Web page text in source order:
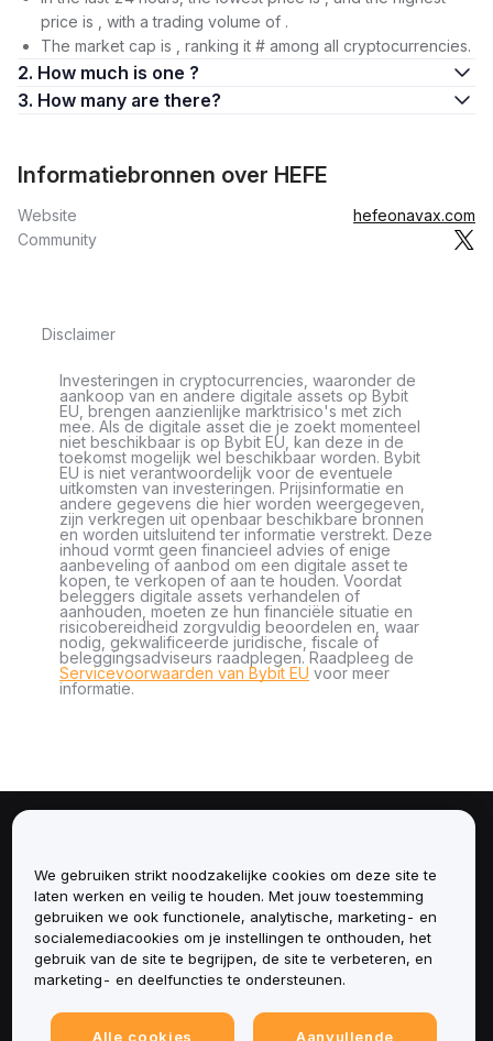
price is , with a trading volume of .
The market cap is , ranking it # among all cryptocurrencies.
2. How much is one ?
3. How many are there?
Informatiebronnen over HEFE
Website
hefeonavax.com
Community
Disclaimer
Investeringen in cryptocurrencies, waaronder de
aankoop van en andere digitale assets op Bybit
EU, brengen aanzienlijke marktrisico's met zich
mee. Als de digitale asset die je zoekt momenteel
niet beschikbaar is op Bybit EU, kan deze in de
toekomst mogelijk wel beschikbaar worden. Bybit
EU is niet verantwoordelijk voor de eventuele
uitkomsten van investeringen. Prijsinformatie en
andere gegevens die hier worden weergegeven,
zijn verkregen uit openbaar beschikbare bronnen
en worden uitsluitend ter informatie verstrekt. Deze
inhoud vormt geen financieel advies of enige
aanbeveling of aanbod om een digitale asset te
kopen, te verkopen of aan te houden. Voordat
beleggers digitale assets verhandelen of
aanhouden, moeten ze hun financiële situatie en
risicobereidheid zorgvuldig beoordelen en, waar
nodig, gekwalificeerde juridische, fiscale of
beleggingsadviseurs raadplegen. Raadpleeg de
Servicevoorwaarden van Bybit EU voor meer
informatie.
Diensten
Ondersteuning
We gebruiken strikt noodzakelijke cookies om deze site te
laten werken en veilig te houden. Met jouw toestemming
gebruiken we ook functionele, analytische, marketing- en
socialemediacookies om je instellingen te onthouden, het
gebruik van de site te begrijpen, de site te verbeteren, en
marketing- en deelfuncties te ondersteunen.
Alle cookies Aanvullende